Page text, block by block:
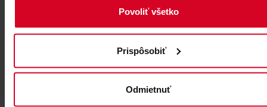
Povoliť všetko
Prispôsobiť
Odmietnuť